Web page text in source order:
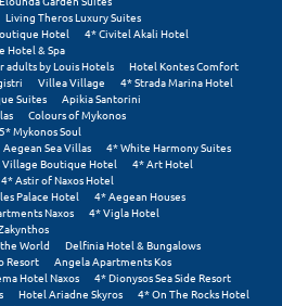
Living Theros Luxury Suites
Hotel
4* Civitel Akali Hotel
Hotel & Spa
adults by Louis Hotels
Hotel Kontes Comfort
Villea Village
4* Strada Marina Hotel
Suites
Apikia Santorini
Colours of Mykonos
5* Mykonos Soul
Aegean Sea Villas
4* White Harmony Suites
Village Boutique Hotel
4* Art Hotel
4* Astir of Naxos Hotel
Palace Hotel
4* Aegean Houses
Naxos
4* Vigla Hotel
World
Delfinia Hotel & Bungalows
Resort
Angela Apartments Kos
Hotel Naxos
4* Dionysos Sea Side Resort
Hotel Ariadne Skyros
4* On The Rocks Hotel